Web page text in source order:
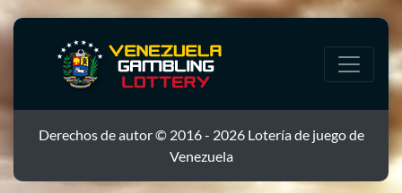
Derechos de autor © 2016 - 2026 Lotería de juego de
Venezuela